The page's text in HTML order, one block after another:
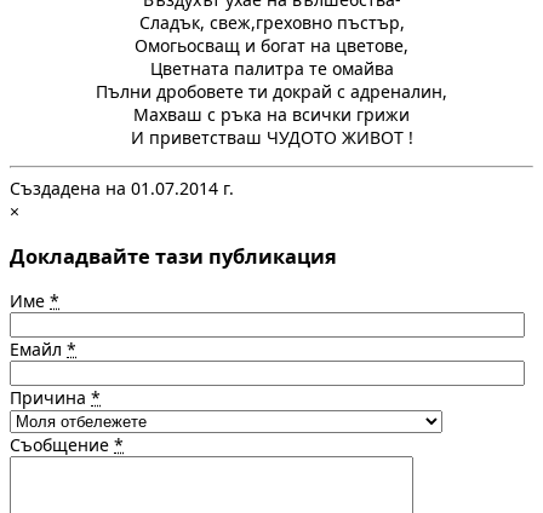
Сладък, свеж,греховно пъстър,
Омогьосващ и богат на цветове,
Цветната палитра те омайва
Пълни дробовете ти докрай с адреналин,
Махваш с ръка на всички грижи
И приветстваш ЧУДОТО ЖИВОТ !
Създадена на 01.07.2014 г.
×
Докладвайте тази публикация
Име *
Емайл *
Причина *
Съобщение *